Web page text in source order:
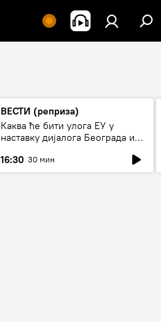
ВЕСТИ (реприза)
Каква ће бити улога ЕУ у
наставку дијалога Београда и
16:30 30 мин